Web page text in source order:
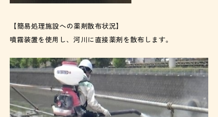
【簡易処理施設への薬剤散布状況】
噴霧装置を使用し、河川に直接薬剤を散布します。